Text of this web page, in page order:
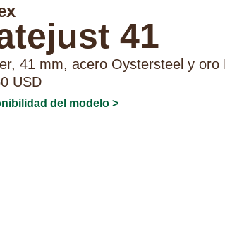
41
41 mm, acero Oystersteel y oro
USD
del modelo >